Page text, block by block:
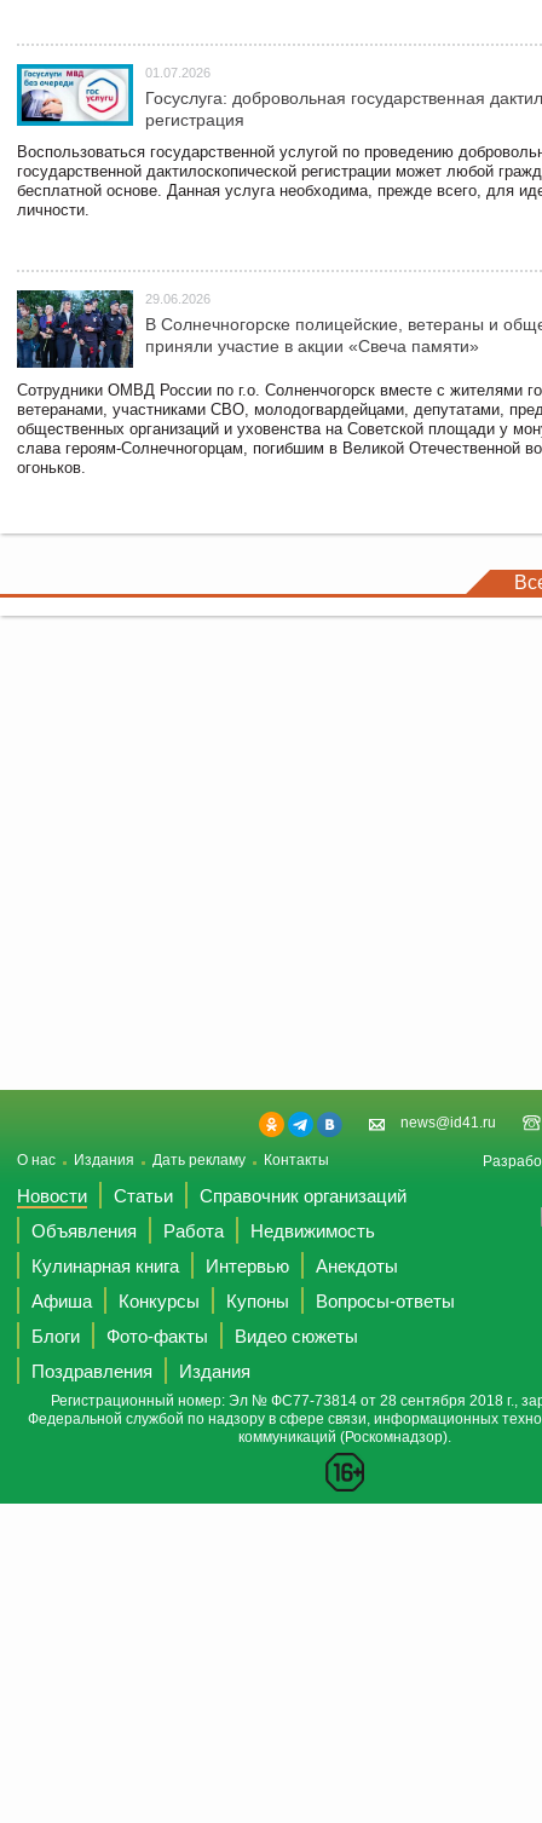
01.07.2026
Госуслуга: добровольная государственная
регистрация
Воспользоваться государственной услугой по проведению
государственной дактилоскопической регистрации может любой
бесплатной основе. Данная услуга необходима, прежде всего, для
личности.
29.06.2026
В Солнечногорске полицейские, ветераны и
приняли участие в акции «Свеча памяти»
Сотрудники ОМВД России по г.о. Солненчогорск вместе с жителями
ветеранами, участниками СВО, молодогвардейцами, депутатами,
общественных организаций и уховенства на Советской площади у
слава героям-Солнечногорцам, погибшим в Великой Отечественной
огоньков.
news@id41.ru
О нас Издания Дать рекламу Контакты
Новости Статьи
Справочник организаций
Объявления
Работа
Недвижимость
Кулинарная книга
Интервью
Анекдоты
Афиша
Конкурсы Купоны
Вопросы-ответы
Блоги
Фото-факты
Видео сюжеты
Поздравления
Издания
Регистрационный номер: Эл № ФС77-73814 от 28 сентября 2018 г.,
Федеральной службой по надзору в сфере связи, информационных
коммуникаций (Роскомнадзор).